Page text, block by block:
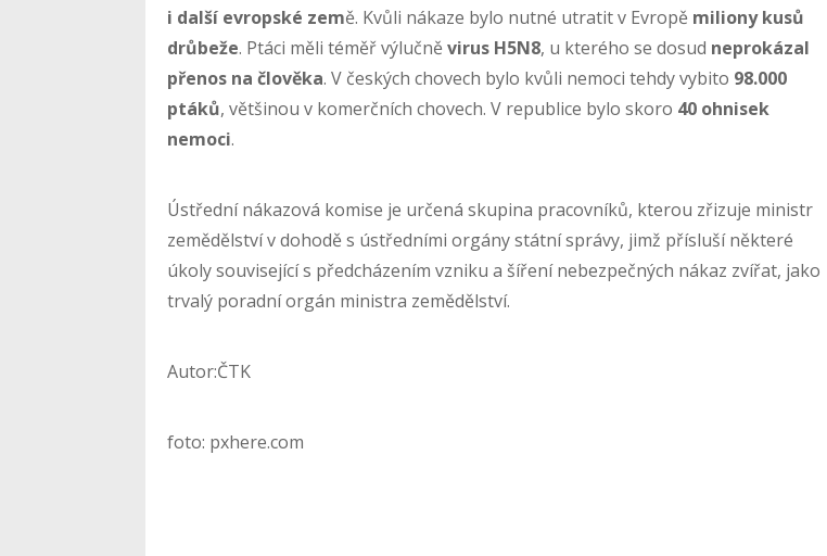
i další evropské země. Kvůli nákaze bylo nutné utratit v Evropě miliony kusů
drůbeže. Ptáci měli téměř výlučně virus H5N8, u kterého se dosud neprokázal
přenos na člověka. V českých chovech bylo kvůli nemoci tehdy vybito 98.000
ptáků, většinou v komerčních chovech. V republice bylo skoro 40 ohnisek
nemoci.
Ústřední nákazová komise je určená skupina pracovníků, kterou zřizuje ministr
zemědělství v dohodě s ústředními orgány státní správy, jimž přísluší některé
úkoly související s předcházením vzniku a šíření nebezpečných nákaz zvířat, jako
trvalý poradní orgán ministra zemědělství.
Autor:ČTK
foto: pxhere.com